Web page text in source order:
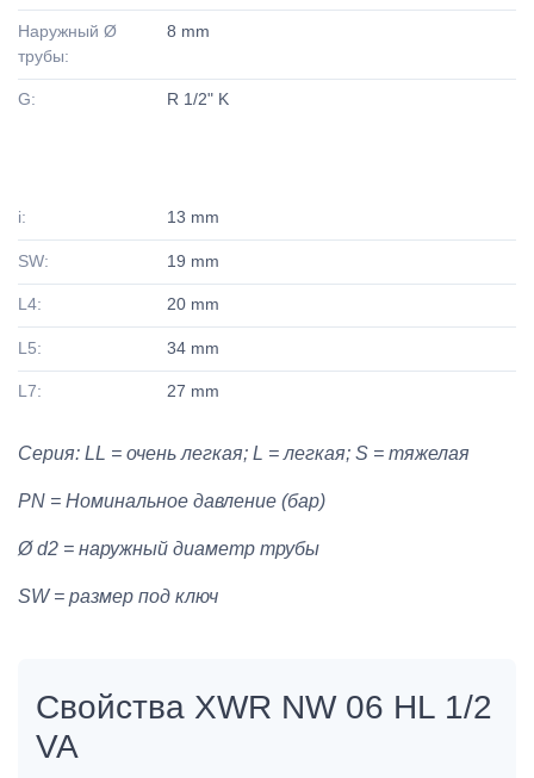
Наружный Ø
трубы:
8 mm
G: R 1/2" K
i: 13 mm
SW: 19 mm
L4: 20 mm
L5: 34 mm
L7: 27 mm
Серия: LL = очень легкая; L = легкая; S = тяжелая
PN = Номинальное давление (бар)
Ø d2 = наружный диаметр трубы
SW = размер под ключ
Свойства XWR NW 06 HL 1/2
VA